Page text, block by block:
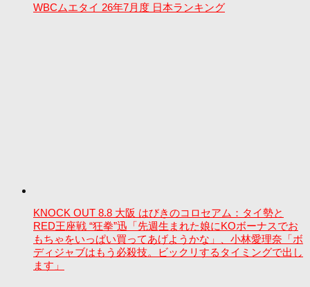
WBCムエタイ 26年7月度 日本ランキング
KNOCK OUT 8.8 大阪 はびきのコロセアム：タイ勢と
RED王座戦 “狂拳”迅「先週生まれた娘にKOボーナスでお
もちゃをいっぱい買ってあげようかな」、小林愛理奈「ボ
ディジャブはもう必殺技。ビックリするタイミングで出し
ます」